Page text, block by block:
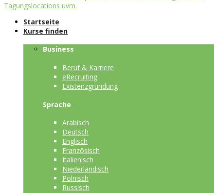
Startseite
Kurse finden
Business
Beruf & Karriere
eRecruiting
Existenzgründung
Sprache
Arabisch
Deutsch
Englisch
Französisch
Italienisch
Niederländisch
Polnisch
Russisch